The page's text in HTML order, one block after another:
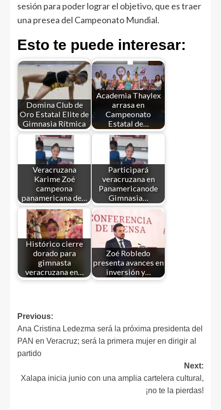
sesión para poder lograr el objetivo, que es traer
una presea del Campeonato Mundial.
Esto te puede interesar:
Domina Club de
Oro Estatal Elite de
Gimnasia Rítmica
Academia Thaylex
arrasa en
Campeonato
Estatal de…
Veracruzana
Karime Zoé
campeona
panamericana de…
Participará
veracruzana en
Panamericanode
Gimnasia…
Histórico cierre
dorado para
gimnasta
veracruzana en…
Zoé Robledo
presenta avances en
inversión y…
Previous:
Ana Cristina Ledezma será la próxima presidenta del
PAN en Veracruz; será la primera mujer en dirigir al
partido
Next:
Xalapa inicia junio con una amplia cartelera cultural,
¡no te la pierdas!